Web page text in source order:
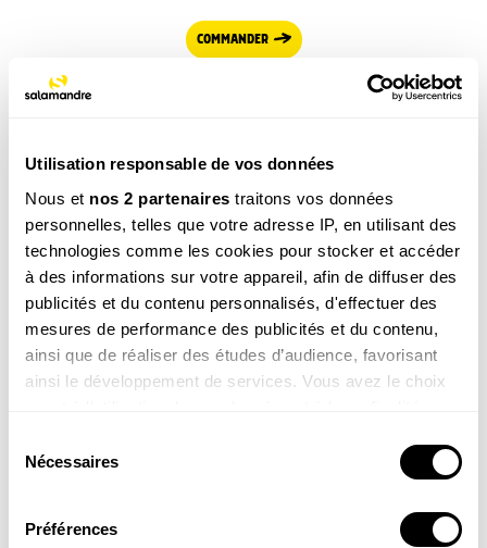
Utilisation responsable de vos données
Nous et nos 2 partenaires traitons vos données
personnelles, telles que votre adresse IP, en utilisant des
technologies comme les cookies pour stocker et accéder
à des informations sur votre appareil, afin de diffuser des
publicités et du contenu personnalisés, d'effectuer des
mesures de performance des publicités et du contenu,
ainsi que de réaliser des études d’audience, favorisant
ainsi le développement de services. Vous avez le choix
tout moment en consultant la Déclaration relative aux
cookies ou en cliquant sur l'icône de confidentialité.
Si vous le permettez, nous aimerions également :
Nécessaires
Préférences
COMMANDER
La newsletter nature qui fait du bien !
Votre escapade nature hebdomadaire : reportages,
interviews, Minute Nature, …
Voir un exemple
.Vous pouvez